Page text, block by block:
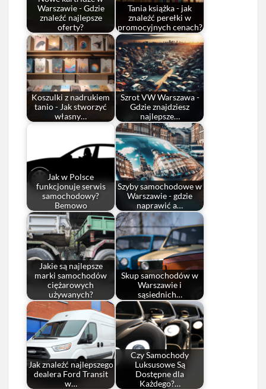
Warszawie - Gdzie
znaleźć najlepsze
oferty?
Tania książka - jak
znaleźć perełki w
promocyjnych cenach?
Koszulki z nadrukiem
tanio - Jak stworzyć
własny…
Szrot VW Warszawa -
Gdzie znajdziesz
najlepsze…
Jak w Polsce
funkcjonuje serwis
samochodowy?
Bemowo
Szyby samochodowe w
Warszawie - gdzie
naprawić a…
Jakie są najlepsze
marki samochodów
ciężarowych
używanych?
Skup samochodów w
Warszawie i
sąsiednich…
Jak znaleźć najlepszego
dealera Ford Transit
w…
Czy Samochody
Luksusowe Są
Dostępne dla
Każdego?…